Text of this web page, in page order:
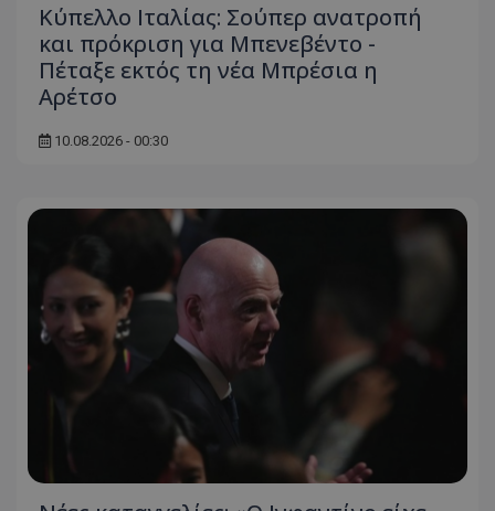
Κύπελλο Ιταλίας: Σούπερ ανατροπή
και πρόκριση για Μπενεβέντο -
Πέταξε εκτός τη νέα Μπρέσια η
Αρέτσο
10.08.2026 - 00:30